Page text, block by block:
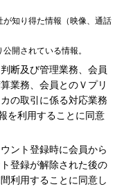
知り得た情報（映像、通話
開されている情報。
断及び管理業務、会員
業務、会員とのＶプリ
の取引に係る対応業務
を利用することに同意
ント登録時に会員から
登録が解除された後の
利用することに同意し